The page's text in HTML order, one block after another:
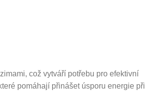
což vytváří potřebu pro efektivní
pomáhají přinášet úsporu energie při